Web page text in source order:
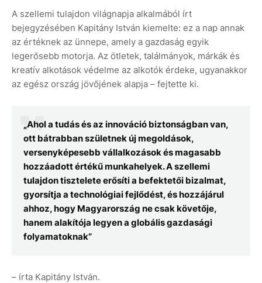
A szellemi tulajdon világnapja alkalmából írt
bejegyzésében Kapitány István kiemelte: ez a nap annak
az értéknek az ünnepe, amely a gazdaság egyik
legerősebb motorja. Az ötletek, találmányok, márkák és
kreatív alkotások védelme az alkotók érdeke, ugyanakkor
az egész ország jövőjének alapja – fejtette ki.
„Ahol a tudás és az innováció biztonságban van,
ott bátrabban születnek új megoldások,
versenyképesebb vállalkozások és magasabb
hozzáadott értékű munkahelyek. A szellemi
tulajdon tisztelete erősíti a befektetői bizalmat,
gyorsítja a technológiai fejlődést, és hozzájárul
ahhoz, hogy Magyarország ne csak követője,
hanem alakítója legyen a globális gazdasági
folyamatoknak”
– írta Kapitány István.